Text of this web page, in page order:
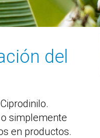
del
simplemente
en productos.